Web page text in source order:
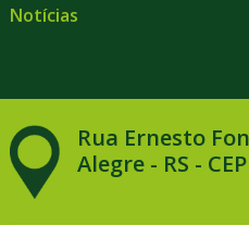
Notícias
Rua Ernesto
Alegre - RS -